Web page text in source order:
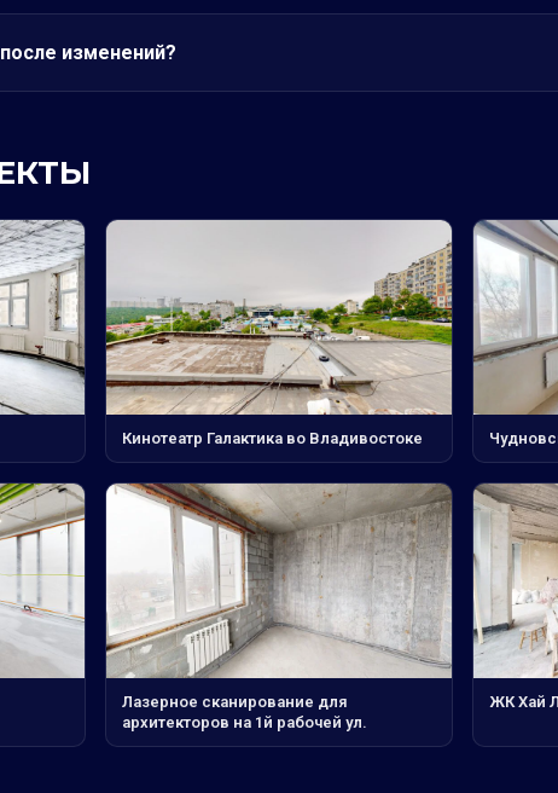
изменений?
Кинотеатр Галактика во Владивостоке
Лазерное сканирование для
архитекторов на 1й рабочей ул.
ЖК Хай